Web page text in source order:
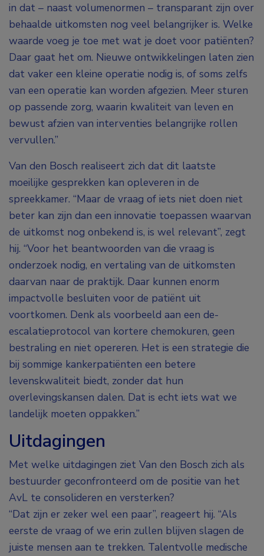
in dat – naast volumenormen – transparant zijn over
behaalde uitkomsten nog veel belangrijker is. Welke
waarde voeg je toe met wat je doet voor patiënten?
Daar gaat het om. Nieuwe ontwikkelingen laten zien
dat vaker een kleine operatie nodig is, of soms zelfs
van een operatie kan worden afgezien. Meer sturen
op passende zorg, waarin kwaliteit van leven en
bewust afzien van interventies belangrijke rollen
vervullen.”
Van den Bosch realiseert zich dat dit laatste
moeilijke gesprekken kan opleveren in de
spreekkamer. “Maar de vraag of iets niet doen niet
beter kan zijn dan een innovatie toepassen waarvan
de uitkomst nog onbekend is, is wel relevant”, zegt
hij. “Voor het beantwoorden van die vraag is
onderzoek nodig, en vertaling van de uitkomsten
daarvan naar de praktijk. Daar kunnen enorm
impactvolle besluiten voor de patiënt uit
voortkomen. Denk als voorbeeld aan een de-
escalatieprotocol van kortere chemokuren, geen
bestraling en niet opereren. Het is een strategie die
bij sommige kankerpatiënten een betere
levenskwaliteit biedt, zonder dat hun
overlevingskansen dalen. Dat is echt iets wat we
landelijk moeten oppakken.”
Uitdagingen
Met welke uitdagingen ziet Van den Bosch zich als
bestuurder geconfronteerd om de positie van het
AvL te consolideren en versterken?
“Dat zijn er zeker wel een paar”, reageert hij. “Als
eerste de vraag of we erin zullen blijven slagen de
juiste mensen aan te trekken. Talentvolle medische